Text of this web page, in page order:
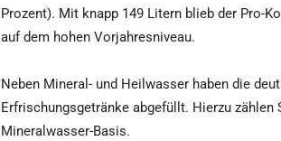
Prozent). Mit knapp 149 Litern blieb der Pro-
auf dem hohen Vorjahresniveau.
Neben Mineral- und Heilwasser haben die
Erfrischungsgetränke abgefüllt. Hierzu
Mineralwasser-Basis.